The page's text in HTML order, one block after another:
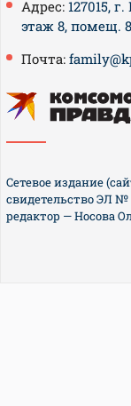
Адрес: 127015,
этаж 8, помещ.
Почта:
Сетевое издание
свидетельство ЭЛ №
редактор — Носова